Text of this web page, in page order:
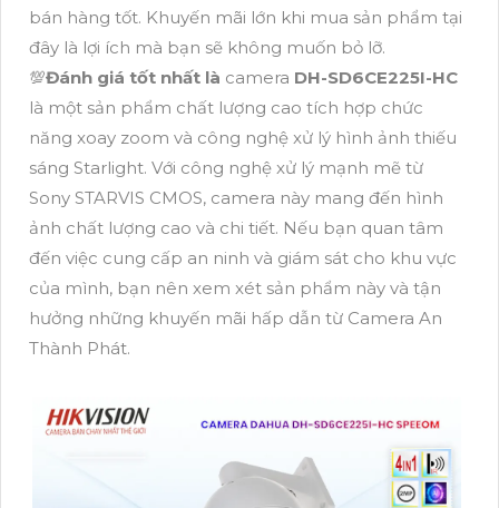
bán hàng tốt. Khuyến mãi lớn khi mua sản phẩm tại
đây là lợi ích mà bạn sẽ không muốn bỏ lỡ.
💯Đánh giá tốt nhất là camera DH-SD6CE225I-HC
là một sản phẩm chất lượng cao tích hợp chức
năng xoay zoom và công nghệ xử lý hình ảnh thiếu
sáng Starlight. Với công nghệ xử lý mạnh mẽ từ
Sony STARVIS CMOS, camera này mang đến hình
ảnh chất lượng cao và chi tiết. Nếu bạn quan tâm
đến việc cung cấp an ninh và giám sát cho khu vực
của mình, bạn nên xem xét sản phẩm này và tận
hưởng những khuyến mãi hấp dẫn từ Camera An
Thành Phát.